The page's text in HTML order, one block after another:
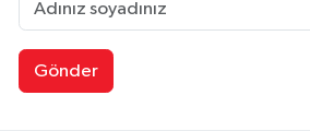
Gönder